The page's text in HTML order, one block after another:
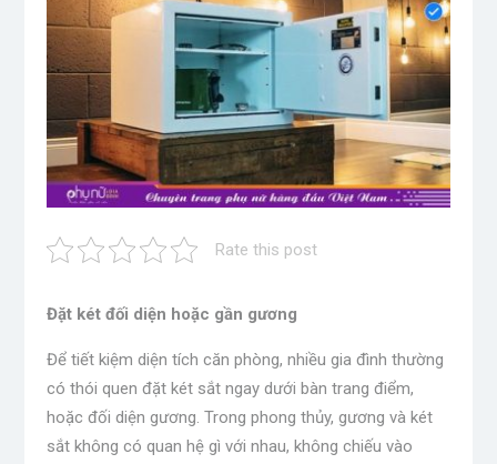
Rate this post
Đặt két đối diện hoặc gần gương
Để tiết kiệm diện tích căn phòng, nhiều gia đình thường
có thói quen đặt két sắt ngay dưới bàn trang điểm,
hoặc đối diện gương. Trong phong thủy, gương và két
sắt không có quan hệ gì với nhau, không chiếu vào